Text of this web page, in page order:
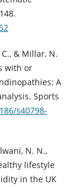
C., & Millar, N.
with or
A
Sports
s40798-
N. N.,
lifestyle
in the UK